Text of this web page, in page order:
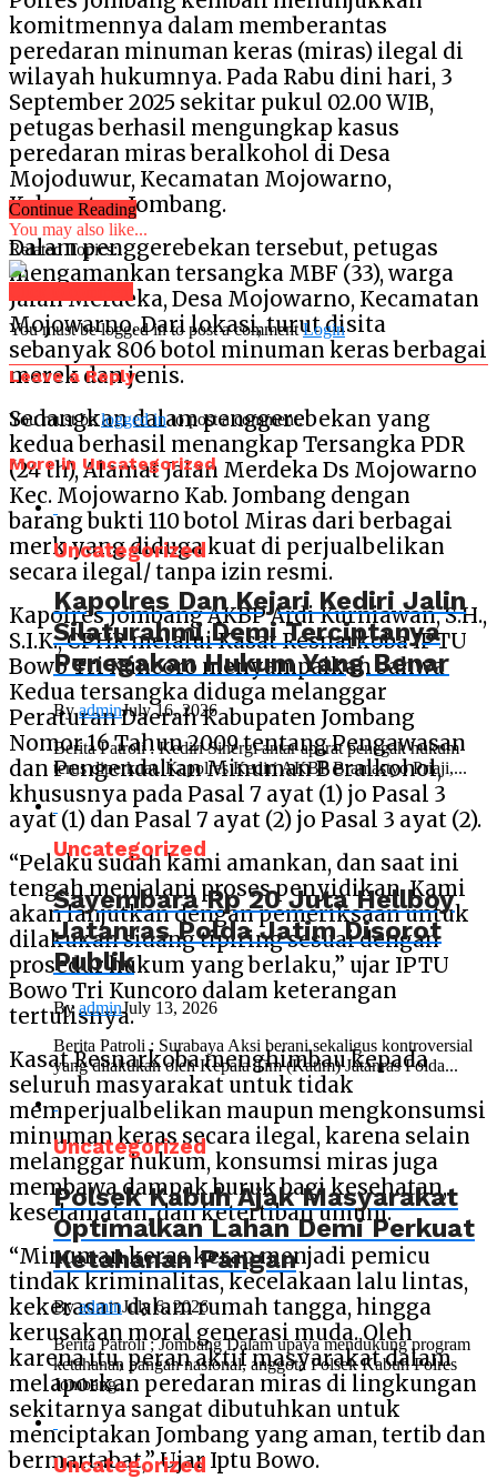
komitmennya dalam memberantas
peredaran minuman keras (miras) ilegal di
wilayah hukumnya. Pada Rabu dini hari, 3
September 2025 sekitar pukul 02.00 WIB,
petugas berhasil mengungkap kasus
peredaran miras beralkohol di Desa
Mojoduwur, Kecamatan Mojowarno,
Kabupaten Jombang.
Dalam penggerebekan tersebut, petugas
mengamankan tersangka MBF (33), warga
Jalan Merdeka, Desa Mojowarno, Kecamatan
Mojowarno. Dari lokasi, turut disita
sebanyak 806 botol minuman keras berbagai
merek dan jenis.
Sedangkan dalam penggerebekan yang
kedua berhasil menangkap Tersangka PDR
(24 th), Alamat Jalan Merdeka Ds Mojowarno
Kec. Mojowarno Kab. Jombang dengan
barang bukti 110 botol Miras dari berbagai
merk yang diduga kuat di perjualbelikan
secara ilegal/ tanpa izin resmi.
Kapolres Jombang AKBP Ardi Kurniawan, S.H.,
S.I.K., CPHR melalui Kasat Resnarkoba IPTU
Bowo Tri Kuncoro menyampaikan bahwa
Kedua tersangka diduga melanggar
Peraturan Daerah Kabupaten Jombang
Nomor 16 Tahun 2009 tentang Pengawasan
dan Pengendalian Minuman Beralkohol,
khususnya pada Pasal 7 ayat (1) jo Pasal 3
ayat (1) dan Pasal 7 ayat (2) jo Pasal 3 ayat (2).
“Pelaku sudah kami amankan, dan saat ini
tengah menjalani proses penyidikan. Kami
akan lanjutkan dengan pemeriksaan untuk
dilakukan sidang tipiring sesuai dengan
prosedur hukum yang berlaku,” ujar IPTU
Bowo Tri Kuncoro dalam keterangan
tertulisnya.
Kasat Resnarkoba menghimbau kepada
seluruh masyarakat untuk tidak
memperjualbelikan maupun mengkonsumsi
minuman keras secara ilegal, karena selain
melanggar hukum, konsumsi miras juga
membawa dampak buruk bagi kesehatan,
keselamatan, dan ketertiban umum.
“Minuman keras kerap menjadi pemicu
tindak kriminalitas, kecelakaan lalu lintas,
kekerasan dalam rumah tangga, hingga
kerusakan moral generasi muda. Oleh
karena itu, peran aktif masyarakat dalam
melaporkan peredaran miras di lingkungan
sekitarnya sangat dibutuhkan untuk
menciptakan Jombang yang aman, tertib dan
bermartabat,” Ujar Iptu Bowo.
Continue Reading
You may also like...
Related Topics:
You must be logged in to post a commentLogin
Leave a Reply
You must belogged into post a comment.
More in Uncategorized
Uncategorized
Kapolres Dan Kejari Kediri Jalin
Silaturahmi Demi Terciptanya
Penegakan Hukum Yang Benar
ByadminJuly 16, 2026
Berita Patroli : Kediri Sinergi antar aparat penegak hukum
terus diperkuat. Kapolres Kediri AKBP Bramastyo Priaji,...
Uncategorized
Sayembara Rp 20 Juta Hellboy
Jatanras Polda Jatim Disorot
Publik
ByadminJuly 13, 2026
Berita Patroli : Surabaya Aksi berani sekaligus kontroversial
yang dilakukan oleh Kepala Tim (Katim) Jatanras Polda...
Uncategorized
Polsek Kabuh Ajak Masyarakat
Optimalkan Lahan Demi Perkuat
Ketahanan Pangan
ByadminJuly 6, 2026
Berita Patroli ; Jombang Dalam upaya mendukung program
ketahanan pangan nasional, anggota Polsek Kabuh Polres
Jombang...
Uncategorized